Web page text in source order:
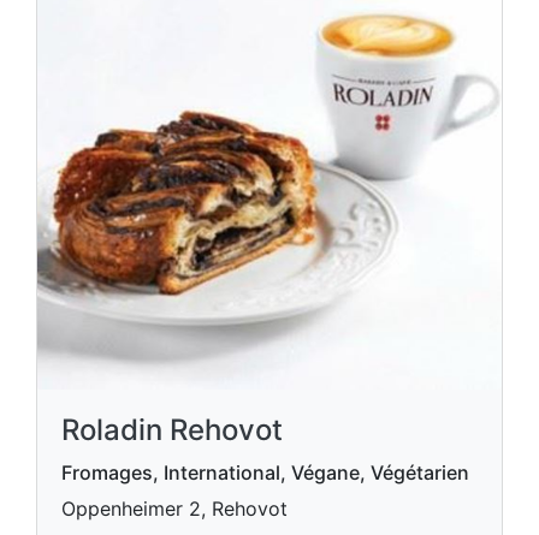
Roladin Rehovot
Fromages, International, Végane, Végétarien
Oppenheimer 2, Rehovot